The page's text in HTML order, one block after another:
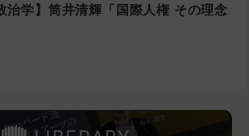
治学】筒井清輝「国際人権 その理念